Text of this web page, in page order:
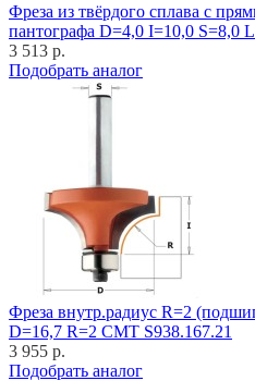
Фреза из твёрдого сплава с
пантографа D=4,0 I=10,0 S=8,0
3 513 р.
Подобрать аналог
Фреза внутр.радиус R=2
D=16,7 R=2 CMT S938.167.21
3 955 р.
Подобрать аналог